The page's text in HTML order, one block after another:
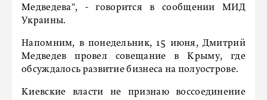
Медведева", - говорится в сообщении МИД
Украины.
Напомним, в понедельник, 15 июня, Дмитрий
Медведев провел совещание в Крыму, где
обсуждалось развитие бизнеса на полуострове.
Киевские власти не признаю воссоединение